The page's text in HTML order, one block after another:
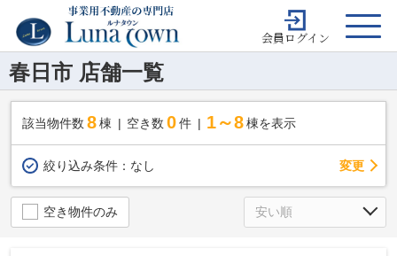
会員ログイン
春日市 店舗一覧
該当物件数 8棟 空き数 0 件 1～8 棟を表示
絞り込み条件： なし 変更
空き物件のみ